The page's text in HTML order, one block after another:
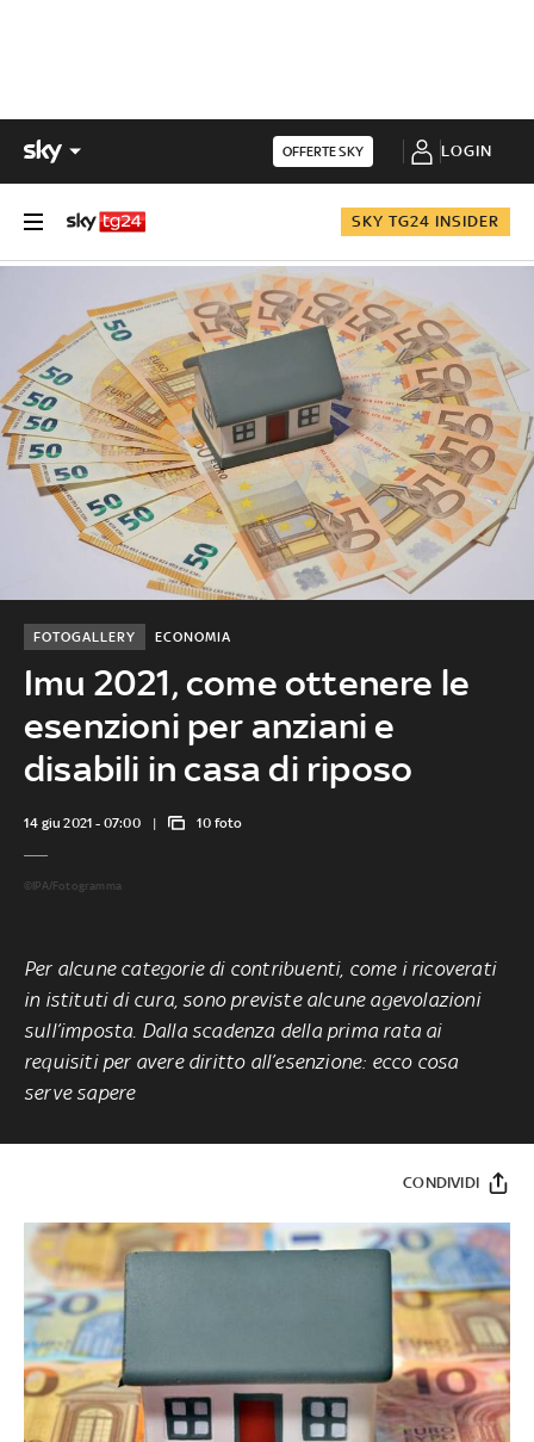
OFFERTE SKY LOGIN
SKY TG24 INSIDER
Imu 2021, come ottenere le
esenzioni per anziani e
disabili in casa di riposo
ECONOMIA
FOTOGALLERY
14 giu 2021 - 07:00 10 foto
©IPA/Fotogramma
Per alcune categorie di contribuenti, come i ricoverati
in istituti di cura, sono previste alcune agevolazioni
sull’imposta. Dalla scadenza della prima rata ai
requisiti per avere diritto all’esenzione: ecco cosa
serve sapere
CONDIVIDI